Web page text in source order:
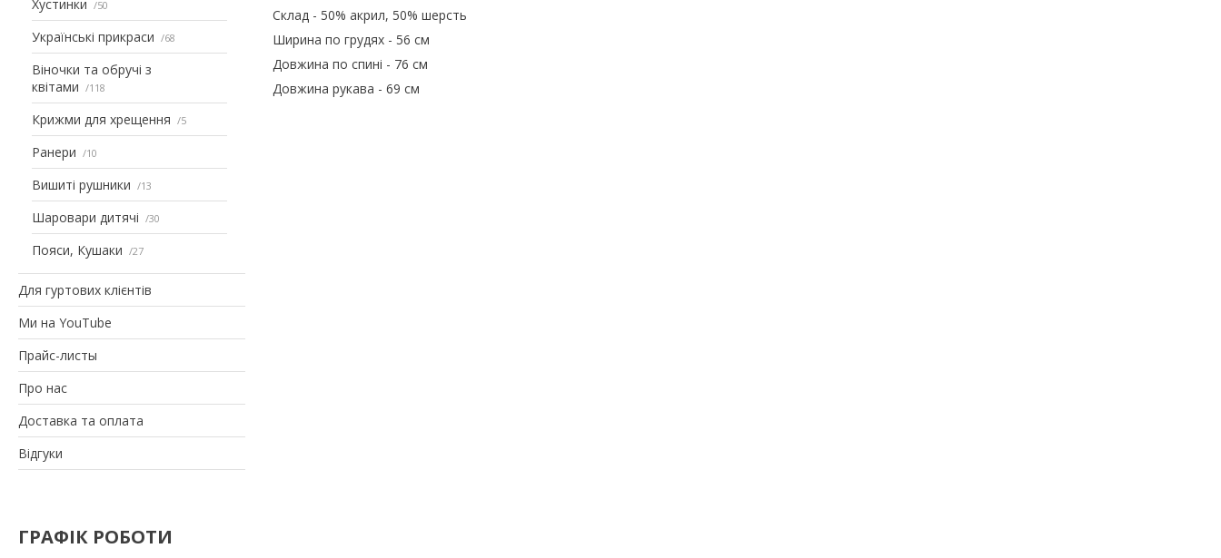
Хустинки 50
Українські прикраси 68
Віночки та обручі з
квітами
118
Крижми для хрещення 5
Ранери 10
Вишиті рушники 13
Шаровари дитячі 30
Пояси, Кушаки 27
Для гуртових клієнтів
Ми на YouTube
Прайс-листы
Про нас
Доставка та оплата
Відгуки
ГРАФІК РОБОТИ
Склад - 50% акрил, 50% шерсть
Ширина по грудях - 56 см
Довжина по спині - 76 см
Довжина рукава - 69 см